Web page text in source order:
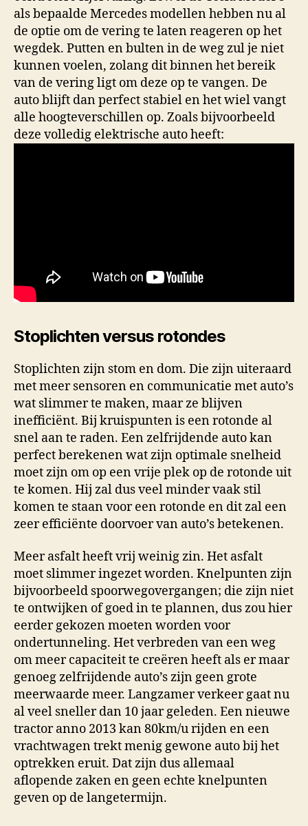
als bepaalde Mercedes modellen hebben nu al
de optie om de vering te laten reageren op het
wegdek. Putten en bulten in de weg zul je niet
kunnen voelen, zolang dit binnen het bereik
van de vering ligt om deze op te vangen. De
auto blijft dan perfect stabiel en het wiel vangt
alle hoogteverschillen op. Zoals bijvoorbeeld
deze volledig elektrische auto heeft:
Stoplichten versus rotondes
Stoplichten zijn stom en dom. Die zijn uiteraard
met meer sensoren en communicatie met auto’s
wat slimmer te maken, maar ze blijven
inefficiënt. Bij kruispunten is een rotonde al
snel aan te raden. Een zelfrijdende auto kan
perfect berekenen wat zijn optimale snelheid
moet zijn om op een vrije plek op de rotonde uit
te komen. Hij zal dus veel minder vaak stil
komen te staan voor een rotonde en dit zal een
zeer efficiënte doorvoer van auto’s betekenen.
Meer asfalt heeft vrij weinig zin. Het asfalt
moet slimmer ingezet worden. Knelpunten zijn
bijvoorbeeld spoorwegovergangen; die zijn niet
te ontwijken of goed in te plannen, dus zou hier
eerder gekozen moeten worden voor
ondertunneling. Het verbreden van een weg
om meer capaciteit te creëren heeft als er maar
genoeg zelfrijdende auto’s zijn geen grote
meerwaarde meer. Langzamer verkeer gaat nu
al veel sneller dan 10 jaar geleden. Een nieuwe
tractor anno 2013 kan 80km/u rijden en een
vrachtwagen trekt menig gewone auto bij het
optrekken eruit. Dat zijn dus allemaal
aflopende zaken en geen echte knelpunten
geven op de langetermijn.